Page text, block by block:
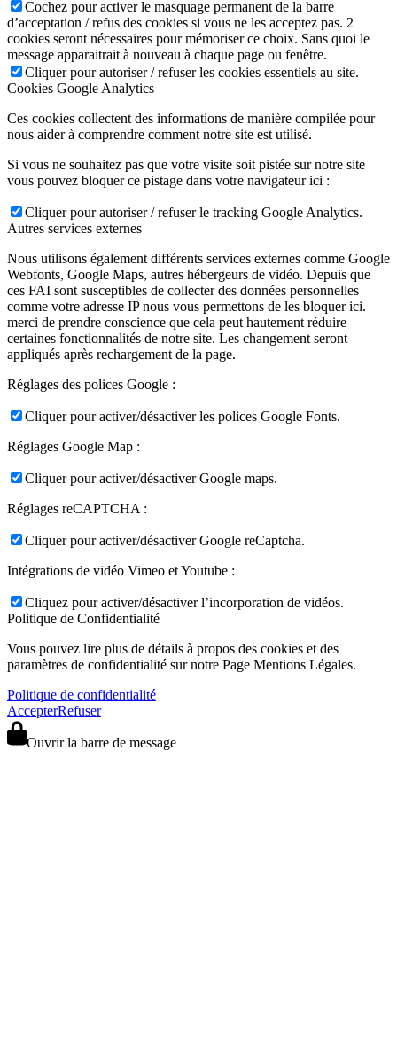
Cochez pour activer le masquage permanent de la barre
d’acceptation / refus des cookies si vous ne les acceptez pas. 2
cookies seront nécessaires pour mémoriser ce choix. Sans quoi le
message apparaitrait à nouveau à chaque page ou fenêtre.
Cliquer pour autoriser / refuser les cookies essentiels au site.
Cookies Google Analytics
Ces cookies collectent des informations de manière compilée pour
nous aider à comprendre comment notre site est utilisé.
Si vous ne souhaitez pas que votre visite soit pistée sur notre site
vous pouvez bloquer ce pistage dans votre navigateur ici :
Cliquer pour autoriser / refuser le tracking Google Analytics.
Autres services externes
Nous utilisons également différents services externes comme Google
Webfonts, Google Maps, autres hébergeurs de vidéo. Depuis que
ces FAI sont susceptibles de collecter des données personnelles
comme votre adresse IP nous vous permettons de les bloquer ici.
merci de prendre conscience que cela peut hautement réduire
certaines fonctionnalités de notre site. Les changement seront
appliqués après rechargement de la page.
Réglages des polices Google :
Cliquer pour activer/désactiver les polices Google Fonts.
Réglages Google Map :
Cliquer pour activer/désactiver Google maps.
Réglages reCAPTCHA :
Cliquer pour activer/désactiver Google reCaptcha.
Intégrations de vidéo Vimeo et Youtube :
Cliquez pour activer/désactiver l’incorporation de vidéos.
Politique de Confidentialité
Vous pouvez lire plus de détails à propos des cookies et des
paramètres de confidentialité sur notre Page Mentions Légales.
Politique de confidentialité
AccepterRefuser
Ouvrir la barre de message